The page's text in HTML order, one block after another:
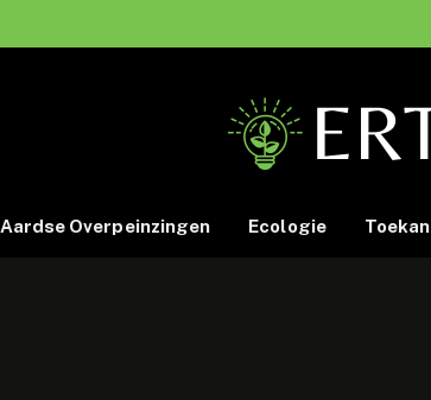
Aardse Overpeinzingen Ecologie Toekan